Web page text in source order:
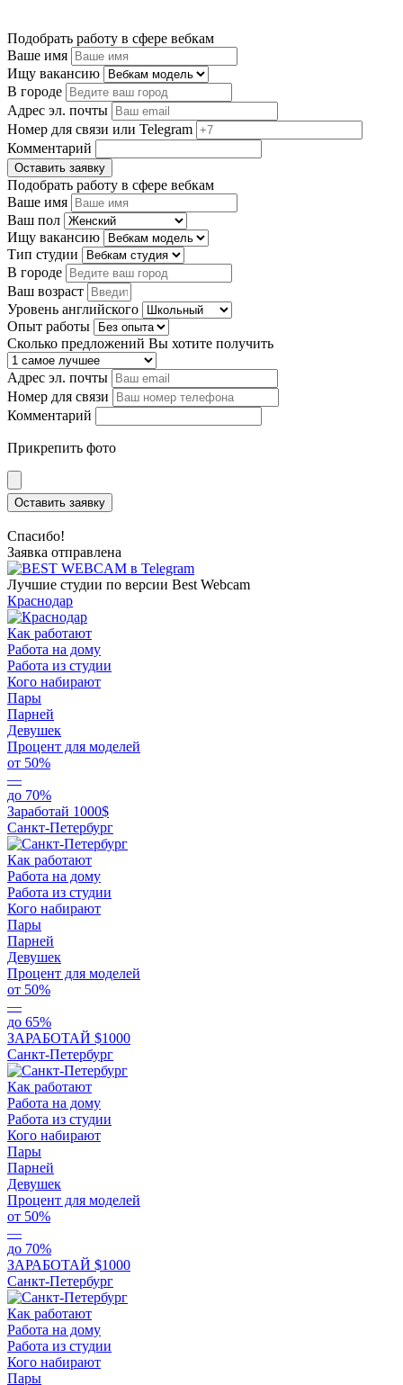
Подобрать работу в сфере вебкам
Ваше имя
Ищу вакансию
В городе
Адрес эл. почты
Номер для связи или Telegram
Комментарий
Оставить заявку
Подобрать работу в сфере вебкам
Ваше имя
Ваш пол
Ищу вакансию
Тип студии
В городе
Ваш возраст
Уровень английского
Опыт работы
Сколько предложений Вы хотите получить
Адрес эл. почты
Номер для связи
Комментарий
Прикрепить фото
Оставить заявку
Спасибо!
Заявка отправлена
Лучшие студии по версии Best Webcam
Краснодар
Как работают
Работа на дому
Работа из студии
Кого набирают
Пары
Парней
Девушек
Процент для моделей
от 50%
—
до 70%
Заработай 1000$
Санкт-Петербург
Как работают
Работа на дому
Работа из студии
Кого набирают
Пары
Парней
Девушек
Процент для моделей
от 50%
—
до 65%
ЗАРАБОТАЙ $1000
Санкт-Петербург
Как работают
Работа на дому
Работа из студии
Кого набирают
Пары
Парней
Девушек
Процент для моделей
от 50%
—
до 70%
ЗАРАБОТАЙ $1000
Санкт-Петербург
Как работают
Работа на дому
Работа из студии
Кого набирают
Пары